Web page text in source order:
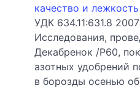
качество и
УДК 634.11:631.8 2007
Исследования,
Декабренок /Р60,
азотных удобрений
в борозды осенью